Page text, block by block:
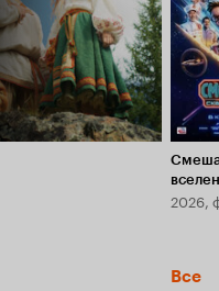
2026,
Все